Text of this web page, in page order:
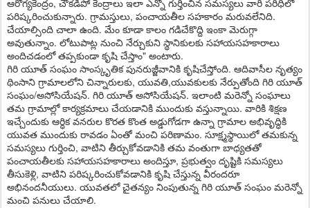
ఆరోగ్యకేంద్రం, చౌక‌డిపో కేంద్రాలు ఇలా ఎన్నో గుర్తించిన స‌మ‌స్య‌లు వారి ప‌రిధిలో
ప‌రిష్క‌రించుకున్నారు. గ్రామస్తులు, పంచాయ‌తీల స‌హ‌కారం మ‌రువ‌లేనిది.
చేయాల్సింది చాలా ఉంది. మేం కూడా కాలం గ‌డిచేకొద్ది ఇంకా మెరుగ్గా
అవుతున్నాం. లోటుపాట్ల నుంచి నేర్చుకుని స్థానికుల‌కు స‌హాయ‌స‌హ‌కారాలు
అందిచ‌డంలో త‌ప్పకుండా కృషి చేస్తాం" అంటారు.
గిరి యూత్ సంఘం సాంస్కృతిక పునరుజ్జీవానికి కృషిచేస్తోంది. ఆదివాసీల నృత్యం
థింసాని గ్రామాలలోని చిన్నారులకు, యువతి,యువకులకు నేర్పుతోంది గిరి యూత్
సంఘం/అసోసియేషన్. గిరి యూత్ అసోసియేషన్. ఇలాంటి మరెన్నో సంఘాలు
తమ గ్రామాల్లో కార్యక్రమాలు చేయడానికి ముందుకు వస్తున్నాయి. వారికి శిక్షణ
ఇచ్చేందుకు ఆర్ధిక వనరుల కొరత కొంత అడ్డుగోడగా ఉన్నా గ్రామాల అభివృద్ధికి
యువత ముందుకు రావడం ఏంతో మంచి పరిణామం. సూక్ష్మ‌స్థాయిలో త‌మ‌కున్న
స‌మ‌స్య‌లు గుర్తించి, వాటిని తీర్చుకోవ‌డానికి త‌మ వంతుగా బాధ్య‌త‌తో
పంచాయ‌తీల‌కు స‌హాయ‌స‌హ‌కారాలు అందిస్తూ, ప్ర‌భుత్వం దృష్టికి స‌మ‌స్య‌లు
తీసుకెళ్లి, వాటిని ప‌రిష్క‌రించుకోవడానికి కృషి చేస్తున్న వీరంద‌రూ
అభినంద‌నీయులు. యువ‌త‌లో చైత‌న్యం నింపుతున్న గిరి యూత్ సంఘం మ‌రెన్నో
మంచి ప‌నులు చేయాలి.